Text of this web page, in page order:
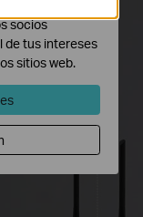
socios
de tus intereses
sitios web.